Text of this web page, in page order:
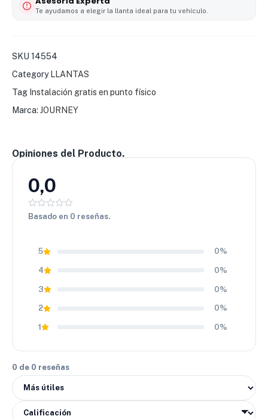
Durabilidad para trabajo y aventura
intensivo.
💰Valor inteligente con gran costo–beneficio
LaJourney WR9001 A/T 245/75 R16
resistencia y precio competitivo. Una elección estratégica
Te ayudamos a elegir la llanta ideal para tu vehículo.
SKU 14554
Category LLANTAS
Tag Instalación gratis en punto físico
Marca: JOURNEY
Opiniones del Producto.
0,0
Basado en 0 reseñas.
5 0%
4 0%
3 0%
2 0%
1 0%
0 de 0 reseñas